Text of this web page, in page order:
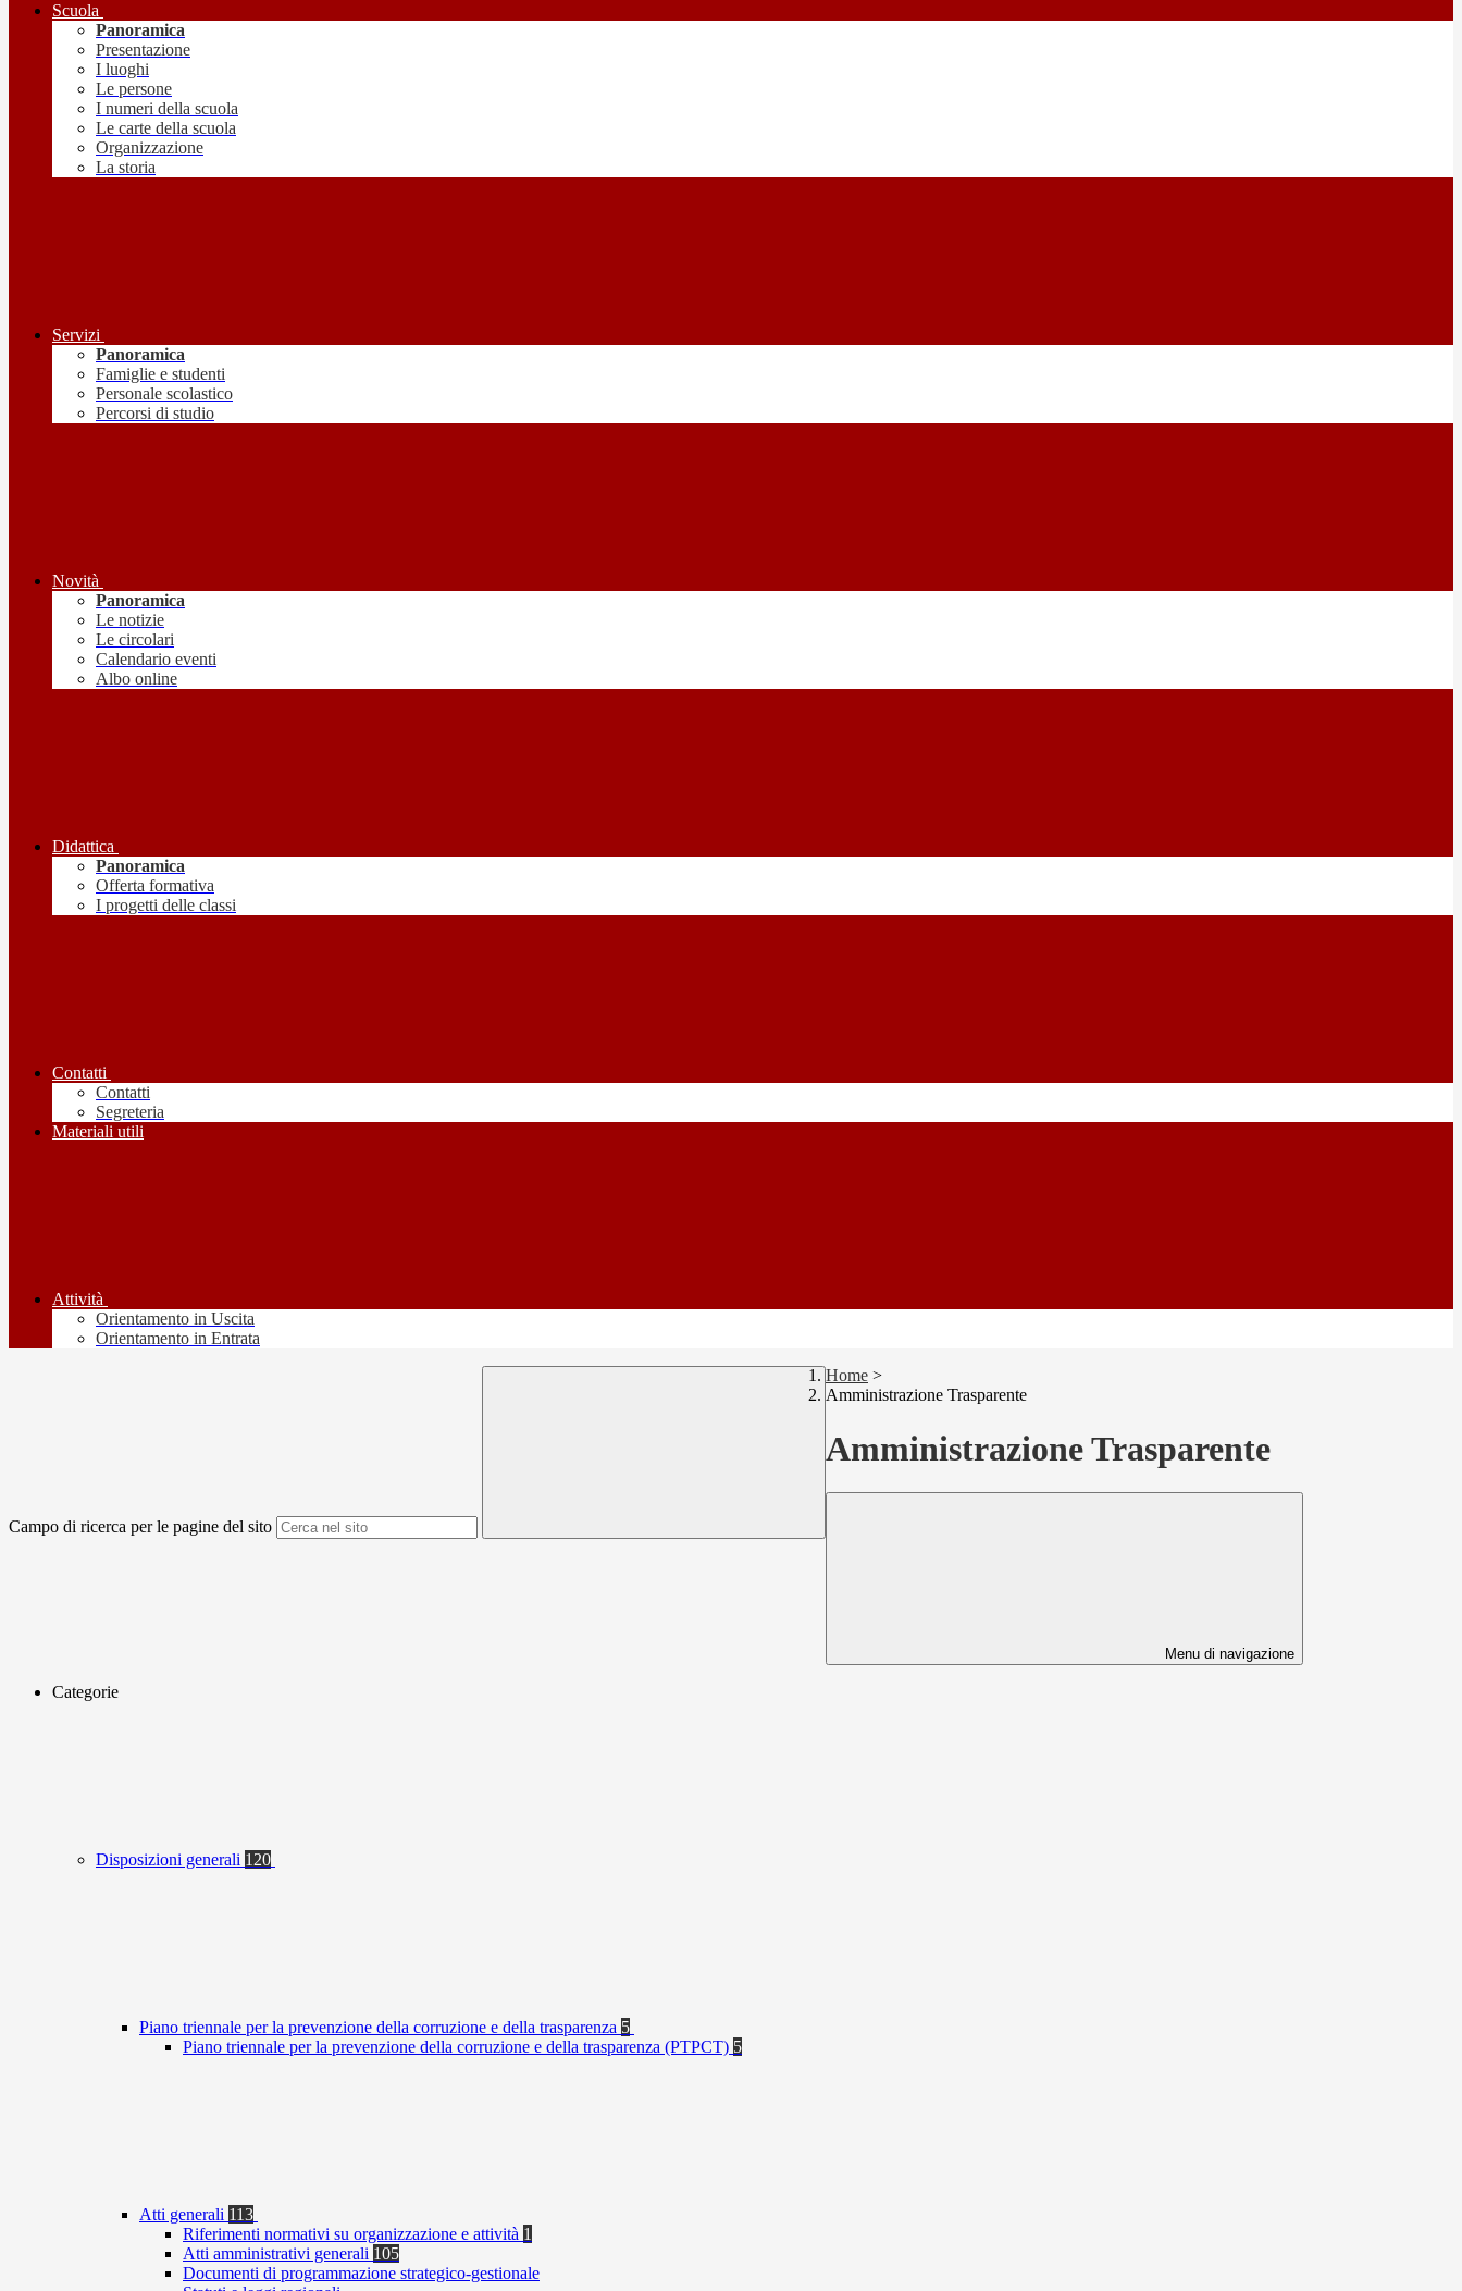
Scuola
Panoramica
Presentazione
I luoghi
Le persone
I numeri della scuola
Le carte della scuola
Organizzazione
La storia
Servizi
Panoramica
Famiglie e studenti
Personale scolastico
Percorsi di studio
Novità
Panoramica
Le notizie
Le circolari
Calendario eventi
Albo online
Didattica
Panoramica
Offerta formativa
I progetti delle classi
Contatti
Contatti
Segreteria
Materiali utili
Attività
Orientamento in Uscita
Orientamento in Entrata
Campo di ricerca per le pagine del sito
Home >
Amministrazione Trasparente
Amministrazione Trasparente
Menu di navigazione
Categorie
Disposizioni generali 120
Piano triennale per la prevenzione della corruzione e della trasparenza 5
Piano triennale per la prevenzione della corruzione e della trasparenza (PTPCT) 5
Atti generali 113
Riferimenti normativi su organizzazione e attività 1
Atti amministrativi generali 105
Documenti di programmazione strategico-gestionale